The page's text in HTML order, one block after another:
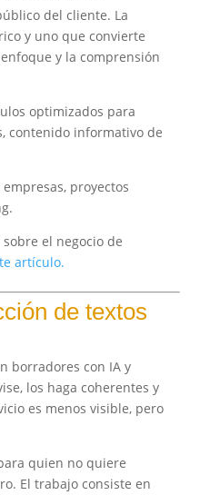
del cliente. La
y uno que convierte
y la comprensión
optimizados para
contenido informativo de
proyectos
el negocio de
artículo.
de textos
borradores con IA y
los haga coherentes y
es menos visible, pero
quien no quiere
El trabajo consiste en